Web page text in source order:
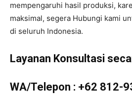
mempengaruhi hasil produksi,
maksimal, segera Hubungi kami
di seluruh Indonesia.
Layanan Konsultasi
WA/Telepon : +62 812-